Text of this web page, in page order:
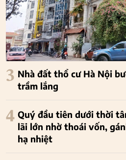
3 Nhà đất thổ cư Hà Nội
trầm lắng
4 Quý đầu tiên dưới thời
lãi lớn nhờ thoái vốn,
hạ nhiệt